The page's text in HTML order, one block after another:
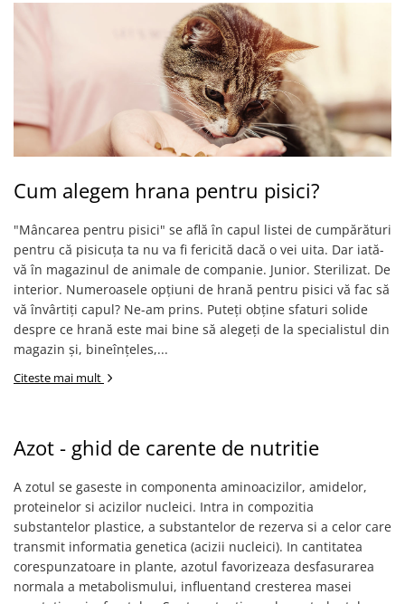
Ingrasaminte
Preparate biologice
Ingrasaminte pentru gazon si
Ingrasaminte de baza
Ingrasaminte lichide
Ingrasaminte solubile
Alveole, tavi si ghivece
Folii si plase agricole
Materiale pentru solarii
Banda de picurare
Accesorii pentru irigatii
Furtun gradina
Fitofarmaceutice
Cum alegem hrana pentru pisici?
"Mâncarea pentru pisici" se află în capul listei de cumpărături
pentru că pisicuța ta nu va fi fericită dacă o vei uita. Dar iată-
vă în magazinul de animale de companie. Junior. Sterilizat. De
interior. Numeroasele opțiuni de hrană pentru pisici vă fac să
vă învârtiți capul? Ne-am prins. Puteți obține sfaturi solide
despre ce hrană este mai bine să alegeți de la specialistul din
magazin și, bineînțeles,...
Citeste mai mult
Azot - ghid de carente de nutritie
A zotul se gaseste in componenta aminoacizilor, amidelor,
proteinelor si acizilor nucleici. Intra in compozitia
substantelor plastice, a substantelor de rezerva si a celor care
transmit informatia genetica (acizii nucleici). In cantitatea
corespunzatoare in plante, azotul favorizeaza desfasurarea
normala a metabolismului, influentand cresterea masei